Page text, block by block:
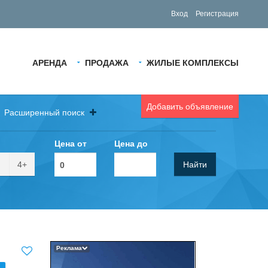
Вход Регистрация
АРЕНДА ПРОДАЖА ЖИЛЫЕ КОМПЛЕКСЫ
Добавить объявление
Расширенный поиск
4+
Цена от Цена до
Найти
Реклама